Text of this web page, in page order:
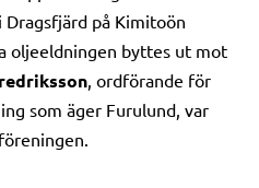
på Kimitoön
oljeeldningen byttes ut mot
, ordförande för
som äger Furulund, var